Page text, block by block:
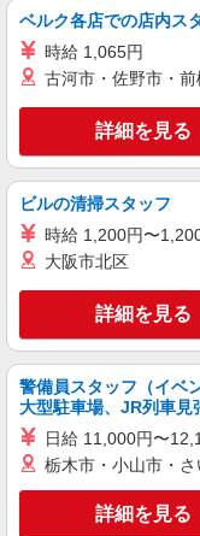
給：
善
に
間）
手当
（上記
歓迎
職業紹介
株式会社kotrio /●YK-S-
【金
があ
キープ
派遣社員
株式会社kotrio /●YK-H-
≪金
働き
ベルク各店での店内ス
時給 1,065円
古河市・佐野市・
詳細を見る
ビルの清掃スタッフ
時給 1,200円〜
大阪市北区
詳細を見る
警備員スタッフ（イベ
大型駐車場、JR列車見
日給 11,000円〜
栃木市・小山市・
詳細を見る